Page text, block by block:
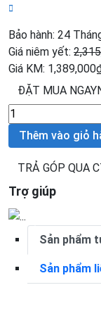
Bảo hành: 24
Giá niêm yết:
Giá KM: 1,389,000
ĐẶT MUA NGAY
Camera
IP
Wifi
Puratech
190IPwd
5.0
Camera
Wifi
Thêm vào giỏ
TRẢ GÓP QUA
Trợ giúp
Previous
Sản phẩm
Sản phẩm